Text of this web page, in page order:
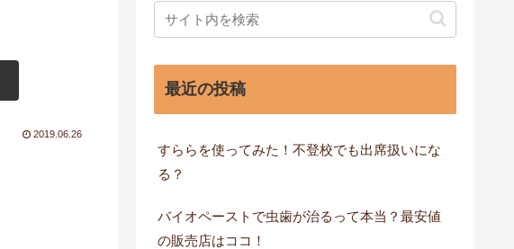
2019.06.26
最近の投稿
すららを使ってみた！不登校でも出席扱いにな
る？
バイオペーストで虫歯が治るって本当？最安値
の販売店はココ！